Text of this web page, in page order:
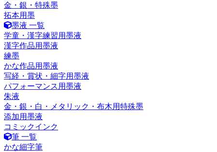
金・銀・特殊墨
拓本用墨
墨液 一覧
学童・漢字練習用墨液
漢字作品用墨液
練墨
かな作品用墨液
写経・賞状・細字用墨液
パフォーマンス用墨液
朱液
金・銀・白・メタリック・布木用特殊墨
添加用墨液
コミックインク
筆 一覧
かな細字筆